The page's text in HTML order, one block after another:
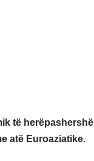
të
atë Euroaziatike.